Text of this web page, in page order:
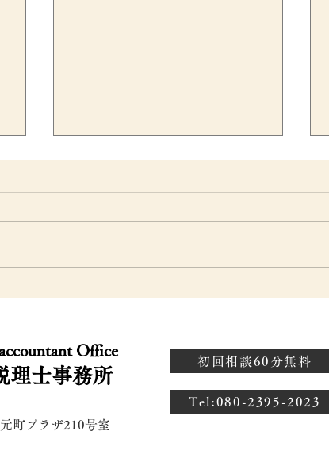
増資・減資をした場合の資本
け税制の判定時期を税理士が
解説
Office
理士事務所
町プラザ210号室
初回相談60分無料
​Tel:080-2395-2023